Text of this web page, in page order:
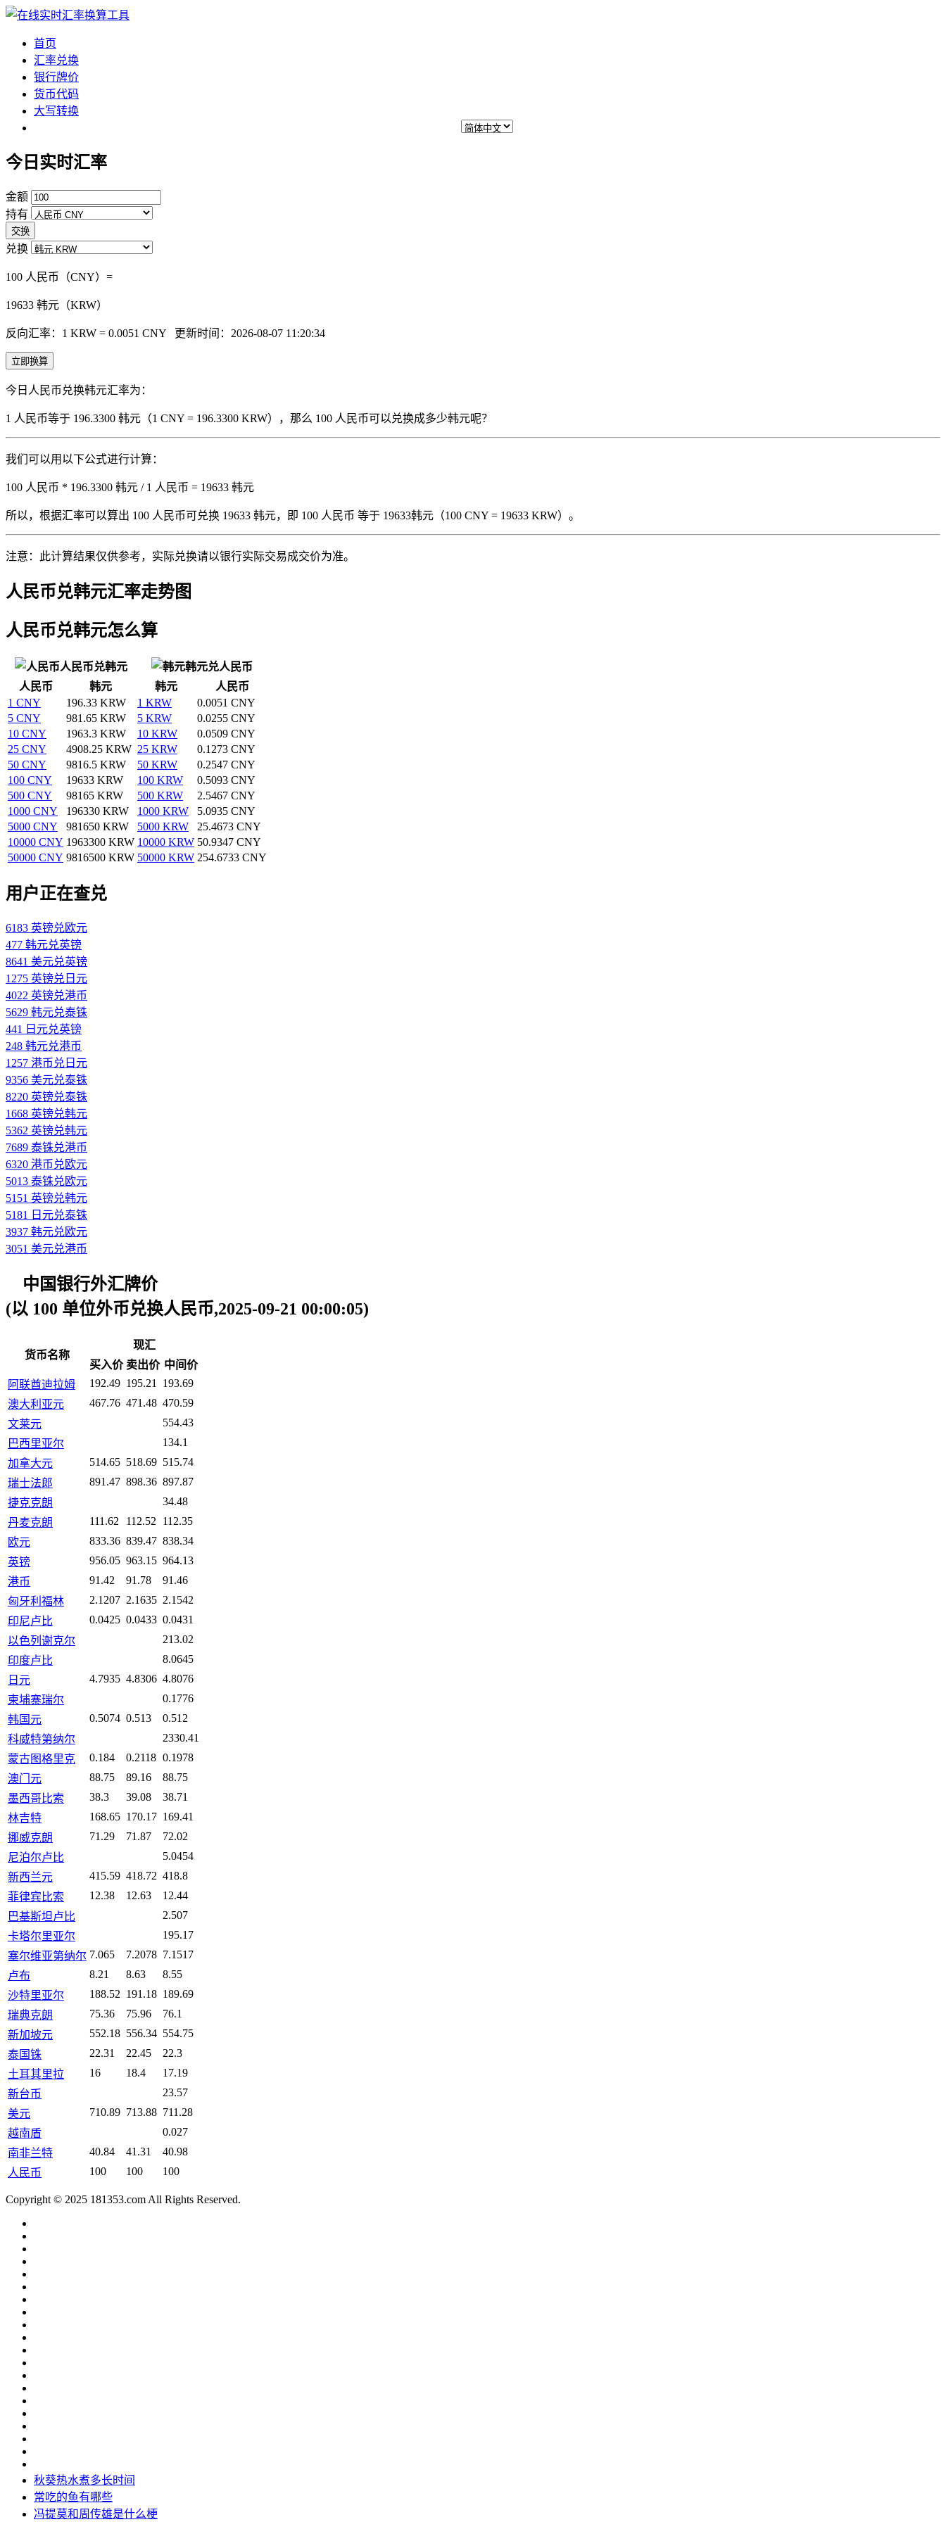
首页
汇率兑换
银行牌价
货币代码
大写转换
今日实时汇率
金额
持有
交换
兑换
100 人民币（CNY）=
19633 韩元（KRW）
反向汇率：1 KRW = 0.0051 CNY 更新时间：2026-08-07 11:20:34
立即换算
今日人民币兑换韩元汇率为：
1 人民币等于 196.3300 韩元（1 CNY = 196.3300 KRW），那么 100 人民币可以兑换成多少韩元呢？
我们可以用以下公式进行计算：
100 人民币 * 196.3300 韩元 / 1 人民币 = 19633 韩元
所以，根据汇率可以算出 100 人民币可兑换 19633 韩元，即 100 人民币 等于 19633韩元（100 CNY = 19633 KRW）。
注意：此计算结果仅供参考，实际兑换请以银行实际交易成交价为准。
人民币兑韩元汇率走势图
人民币兑韩元怎么算
人民币兑韩元
韩元兑人民币
人民币
韩元 韩元
人民币
1 CNY
196.33 KRW 1 KRW
0.0051 CNY
5 CNY
981.65 KRW 5 KRW
0.0255 CNY
10 CNY
1963.3 KRW 10 KRW
0.0509 CNY
25 CNY
4908.25 KRW 25 KRW
0.1273 CNY
50 CNY
9816.5 KRW 50 KRW
0.2547 CNY
100 CNY
19633 KRW 100 KRW
0.5093 CNY
500 CNY
98165 KRW 500 KRW
2.5467 CNY
1000 CNY
196330 KRW 1000 KRW
5.0935 CNY
5000 CNY
981650 KRW 5000 KRW
25.4673 CNY
10000 CNY 1963300 KRW 10000 KRW 50.9347 CNY
50000 CNY 9816500 KRW 50000 KRW 254.6733 CNY
用户正在查兑
6183 英镑兑欧元
477 韩元兑英镑
8641 美元兑英镑
1275 英镑兑日元
4022 英镑兑港币
5629 韩元兑泰铢
441 日元兑英镑
248 韩元兑港币
1257 港币兑日元
9356 美元兑泰铢
8220 英镑兑泰铢
1668 英镑兑韩元
5362 英镑兑韩元
7689 泰铢兑港币
6320 港币兑欧元
5013 泰铢兑欧元
5151 英镑兑韩元
5181 日元兑泰铢
3937 韩元兑欧元
3051 美元兑港币
中国银行外汇牌价
(以 100 单位外币兑换人民币,2025-09-21 00:00:05)
货币名称
现汇
买入价 卖出价 中间价
阿联酋迪拉姆
192.49 195.21
193.69
澳大利亚元
467.76 471.48 470.59
文莱元
554.43
巴西里亚尔
134.1
加拿大元
514.65 518.69 515.74
瑞士法郎
891.47 898.36 897.87
捷克克朗
34.48
丹麦克朗
111.62 112.52
112.35
欧元
833.36 839.47 838.34
英镑
956.05 963.15 964.13
港币
91.42 91.78
91.46
匈牙利福林
2.1207 2.1635 2.1542
印尼卢比
0.0425 0.0433 0.0431
以色列谢克尔
213.02
印度卢比
8.0645
日元
4.7935 4.8306 4.8076
柬埔寨瑞尔
0.1776
韩国元
0.5074 0.513
0.512
科威特第纳尔
2330.41
蒙古图格里克
0.184 0.2118 0.1978
澳门元
88.75 89.16
88.75
墨西哥比索
38.3 39.08
38.71
林吉特
168.65 170.17 169.41
挪威克朗
71.29 71.87
72.02
尼泊尔卢比
5.0454
新西兰元
415.59 418.72 418.8
菲律宾比索
12.38 12.63
12.44
巴基斯坦卢比
2.507
卡塔尔里亚尔
195.17
塞尔维亚第纳尔 7.065 7.2078 7.1517
卢布
8.21 8.63
8.55
沙特里亚尔
188.52 191.18 189.69
瑞典克朗
75.36 75.96
76.1
新加坡元
552.18 556.34 554.75
泰国铢
22.31 22.45
22.3
土耳其里拉
16 18.4
17.19
新台币
23.57
美元
710.89 713.88 711.28
越南盾
0.027
南非兰特
40.84 41.31
40.98
人民币
100 100 100
Copyright © 2025 181353.com All Rights Reserved.
秋葵热水煮多长时间
常吃的鱼有哪些
冯提莫和周传雄是什么梗